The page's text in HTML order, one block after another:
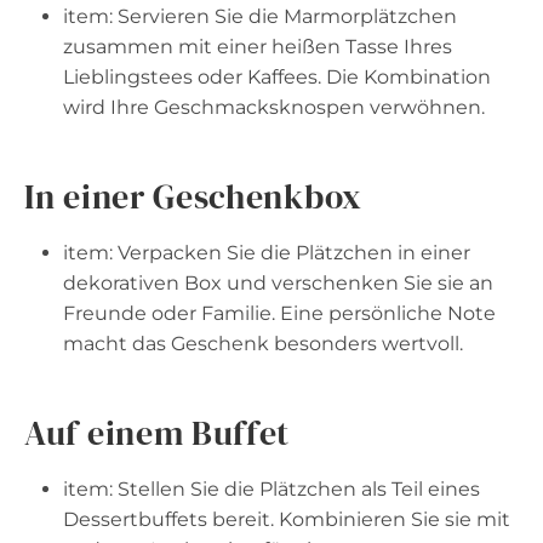
item: Servieren Sie die Marmorplätzchen
zusammen mit einer heißen Tasse Ihres
Lieblingstees oder Kaffees. Die Kombination
wird Ihre Geschmacksknospen verwöhnen.
In einer Geschenkbox
item: Verpacken Sie die Plätzchen in einer
dekorativen Box und verschenken Sie sie an
Freunde oder Familie. Eine persönliche Note
macht das Geschenk besonders wertvoll.
Auf einem Buffet
item: Stellen Sie die Plätzchen als Teil eines
Dessertbuffets bereit. Kombinieren Sie sie mit